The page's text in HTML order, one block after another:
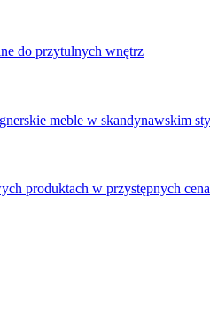
do przytulnych wnętrz
meble w skandynawskim
produktach w przystępnych